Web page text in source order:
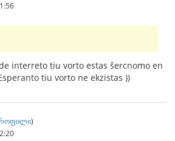
interreto tiu vorto estas ŝercnomo en
tiu vorto ne ekzistas ))
)